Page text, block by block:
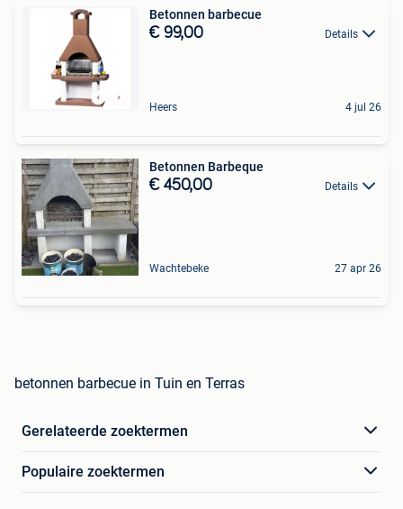
Betonnen barbecue
€ 99,00 Details
Heers 4 jul 26
Betonnen Barbeque
€ 450,00 Details
Wachtebeke 27 apr 26
betonnen barbecue in Tuin en Terras
Gerelateerde zoektermen
Populaire zoektermen